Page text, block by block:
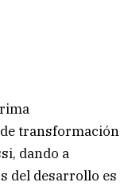
transformación
dando a
del desarrollo es